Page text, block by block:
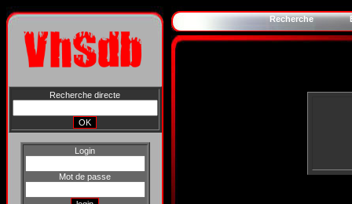
Recherche directe
Login
Mot de passe
Recherche